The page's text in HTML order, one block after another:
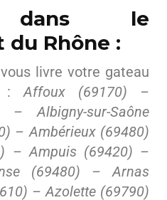
dans le
Rhône :
livre votre gateau
:Affoux (69170) –
– Albigny-sur-Saône
– Ambérieux (69480)
– Ampuis (69420) –
(69480) – Arnas
– Azolette (69790)